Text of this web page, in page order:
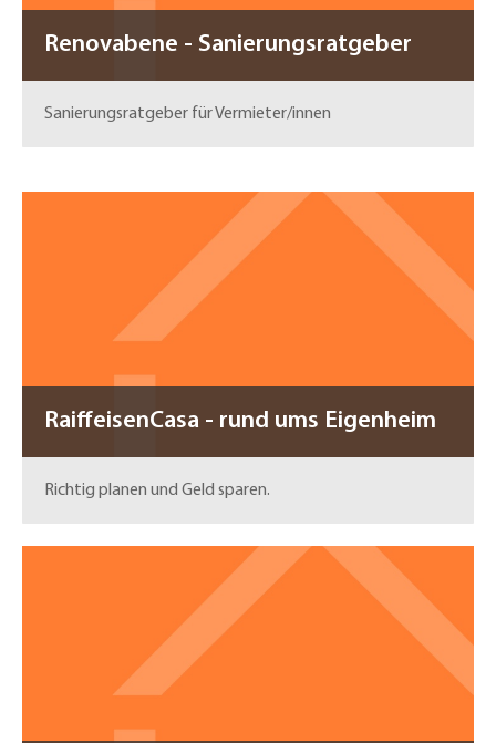
Renovabene - Sanierungsratgeber
Sanierungsratgeber für Vermieter/innen
RaiffeisenCasa - rund ums Eigenheim
Richtig planen und Geld sparen.